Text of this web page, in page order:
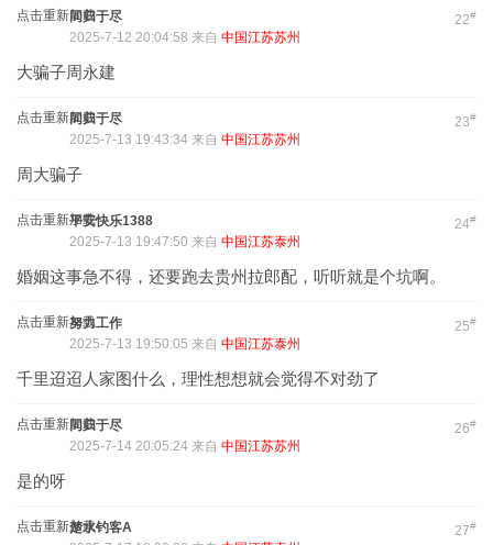
点击重新加载 22#
同归于尽
2025-7-12 20:04:58 来自 中国江苏苏州
大骗子周永建
点击重新加载 23#
同归于尽
2025-7-13 19:43:34 来自 中国江苏苏州
周大骗子
点击重新加载 24#
平安快乐1388
2025-7-13 19:47:50 来自 中国江苏泰州
婚姻这事急不得，还要跑去贵州拉郎配，听听就是个坑啊。
点击重新加载 25#
努力工作
2025-7-13 19:50:05 来自 中国江苏泰州
千里迢迢人家图什么，理性想想就会觉得不对劲了
点击重新加载 26#
同归于尽
2025-7-14 20:05:24 来自 中国江苏苏州
是的呀
点击重新加载 27#
楚水钓客A